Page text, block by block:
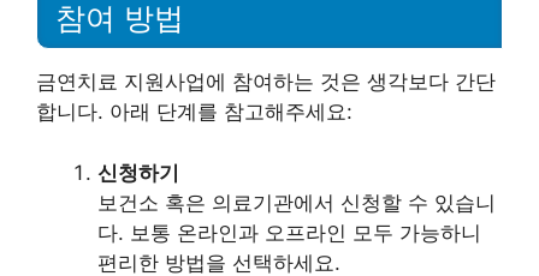
참여 방법
금연치료 지원사업에 참여하는 것은 생각보다 간단
합니다. 아래 단계를 참고해주세요:
신청하기
보건소 혹은 의료기관에서 신청할 수 있습니
다. 보통 온라인과 오프라인 모두 가능하니
편리한 방법을 선택하세요.